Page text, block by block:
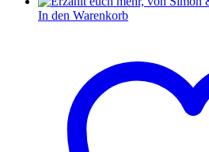
In den Warenkorb